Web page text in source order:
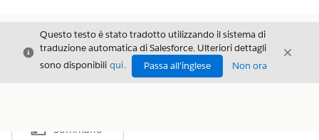
Chiudi
Questo testo è stato tradotto utilizzando il sistema di
traduzione automatica di Salesforce. Ulteriori dettagli
sono disponibili qui. Passa all'inglese Non ora
Chiudi
Mostra sommario
Sommario